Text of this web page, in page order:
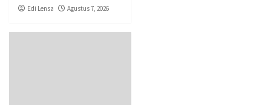
Edi Lensa Agustus 7, 2026